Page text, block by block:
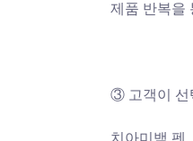
제품 반복을
③ 고객이 선